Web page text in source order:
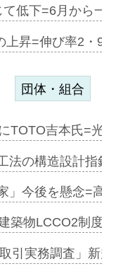
低下=6月から一
上昇=伸び率2・
団体・組合
TOTO吉本氏=光
法の構造設計指針
」今後を懸念=高
築物LCCO2制度
引実務調査」新規